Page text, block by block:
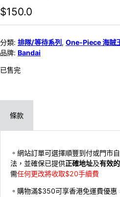
$150.0
分類: 排隊/等待系列 , One-Piece 海賊
品牌: Bandai
已售完
條款
。網站訂單可選擇順豐到付或門市
法，並確保已提供正確地址及有效
需任何更改將收取$20手續費
。購物滿$350可享香港免運費優